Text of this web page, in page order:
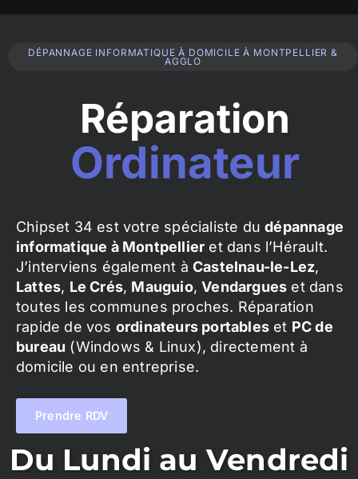
DÉPANNAGE INFORMATIQUE À DOMICILE À MONTPELLIER &
AGGLO
Réparation
Ordinateur
Chipset 34 est votre spécialiste dudépannage
informatique à Montpellier et dans l’Hérault.
J’interviens également à Castelnau-le-Lez,
Lattes, Le Crés, Mauguio,Vendargues et dans
toutes les communes proches. Réparation
rapide de vos ordinateurs portables et PC de
bureau (Windows & Linux), directement à
domicile ou en entreprise.
Prendre RDV
Du Lundi au Vendredi